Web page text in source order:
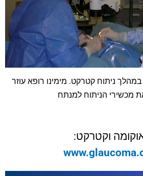
ניתוח קטרקט. מימינו רופא עוזר
מכשירי הניתוח למנתח
וקטרקט: